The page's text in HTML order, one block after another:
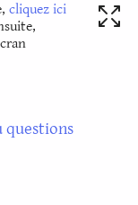
cliquez ici
questions